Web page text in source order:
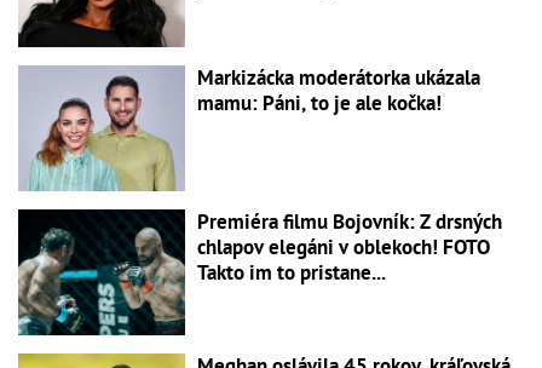
Markizácka moderátorka ukázala
mamu: Páni, to je ale kočka!
Premiéra filmu Bojovník: Z drsných
chlapov elegáni v oblekoch! FOTO
Takto im to pristane...